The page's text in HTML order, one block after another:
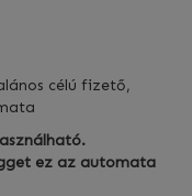
célú fizető,
ez az automata